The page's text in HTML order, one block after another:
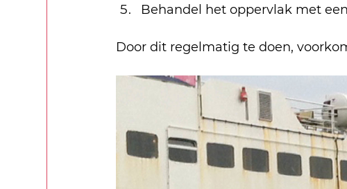
Behandel het oppervlak met
Door dit regelmatig te doen,